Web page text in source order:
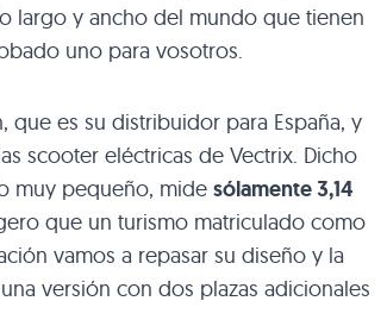
largo y ancho del mundo que tienen
uno para vosotros.
es su distribuidor para España, y
scooter eléctricas de Vectrix. Dicho
muy pequeño, mide sólamente 3,14
que un turismo matriculado como
vamos a repasar su diseño y la
versión con dos plazas adicionales